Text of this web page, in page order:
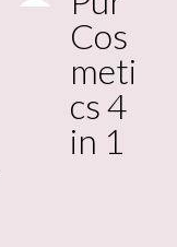
Cos
meti
cs 4
in 1